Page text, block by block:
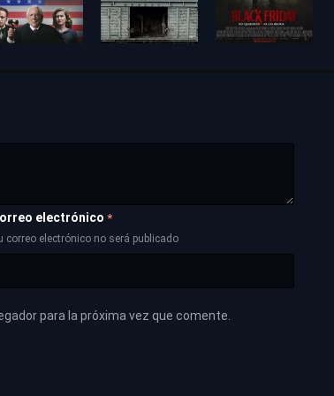
electrónico *
correo electrónico no será publicado
para la próxima vez que comente.